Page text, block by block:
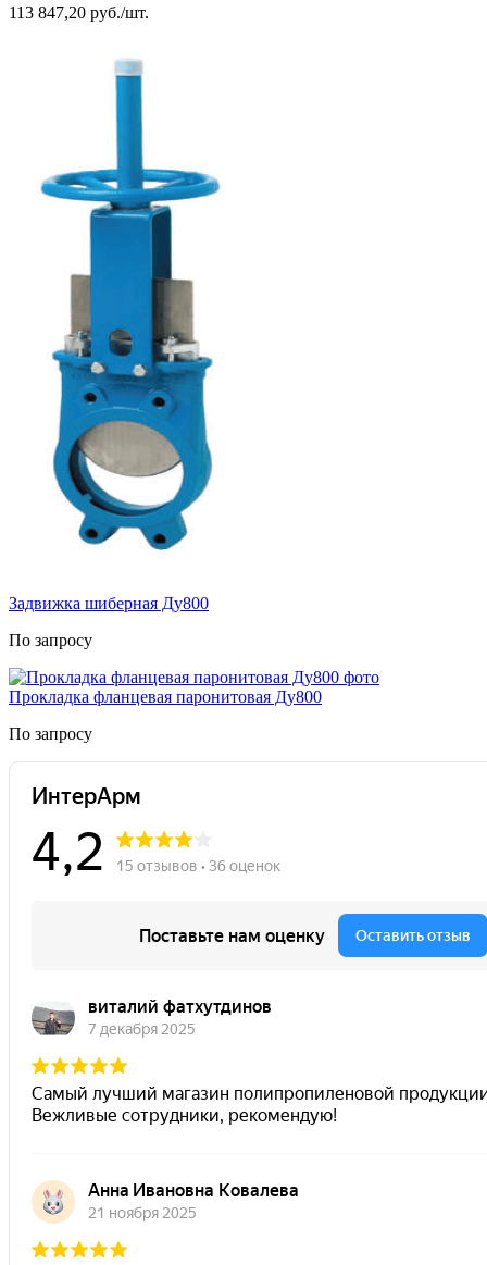
113 847,20 руб./шт.
Задвижка шиберная Ду800
По запросу
Прокладка фланцевая паронитовая Ду800
По запросу